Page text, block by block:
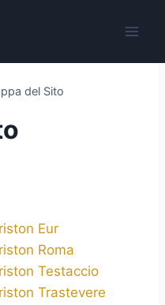
del Sito
Eur
Roma
Testaccio
Trastevere